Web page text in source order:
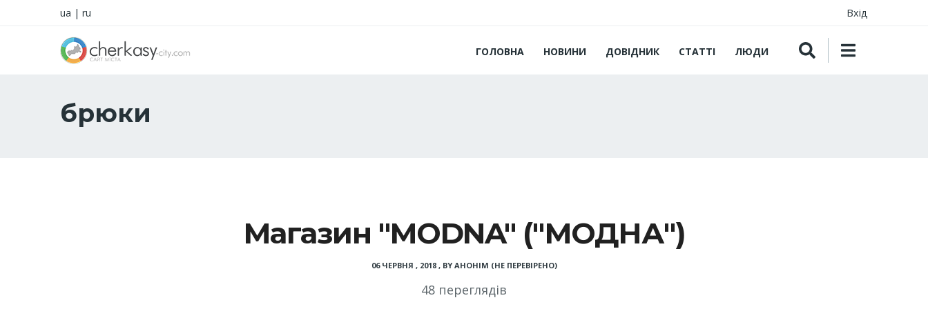
ua | ru Вхід
ГОЛОВНА НОВИНИ ДОВІДНИК СТАТТІ ЛЮДИ
брюки
Магазин "MODNA" ("МОДНА")
06 ЧЕРВНЯ , 2018, BY АНОНІМ (НЕ ПЕРЕВІРЕНО)
48 переглядів